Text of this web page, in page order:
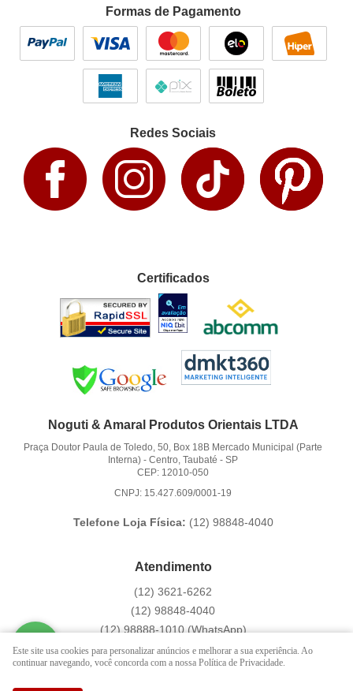
Formas de Pagamento
Redes Sociais
Certificados
Noguti & Amaral Produtos Orientais LTDA
Praça Doutor Paula de Toledo, 50, Box 18B Mercado Municipal (Parte
Interna) -Centro, Taubaté -SP
CEP: 12010-050
CNPJ: 15.427.609/0001-19
Telefone Loja Física: (12) 98848-4040
Atendimento
(12) 3621-6262
(12) 98848-4040
(12)98888-1010(WhatsApp)
Segunda a Sexta das 9:00h às 16:00h
contato@hachi8.com.br
Este site usa cookies para personalizar anúncios e melhorar a sua experiência. Ao
continuar navegando, você concorda com a nossa Política de Privacidade.